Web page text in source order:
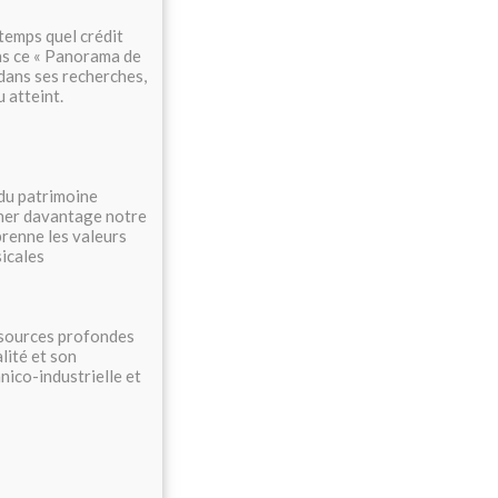
quel crédit
« Panorama de
ses recherches,
atteint.
patrimoine
davantage notre
les valeurs
profondes
et son
industrielle et